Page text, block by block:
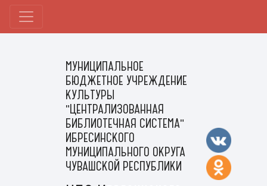
МУНИЦИПАЛЬНОЕ
БЮДЖЕТНОЕ УЧРЕЖДЕНИЕ
КУЛЬТУРЫ
"ЦЕНТРАЛИЗОВАННАЯ
БИБЛИОТЕЧНАЯ СИСТЕМА"
ИБРЕСИНСКОГО
МУНИЦИПАЛЬНОГО ОКРУГА
ЧУВАШСКОЙ РЕСПУБЛИКИ